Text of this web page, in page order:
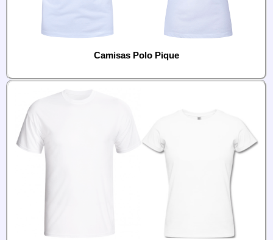
Camisas Polo Pique